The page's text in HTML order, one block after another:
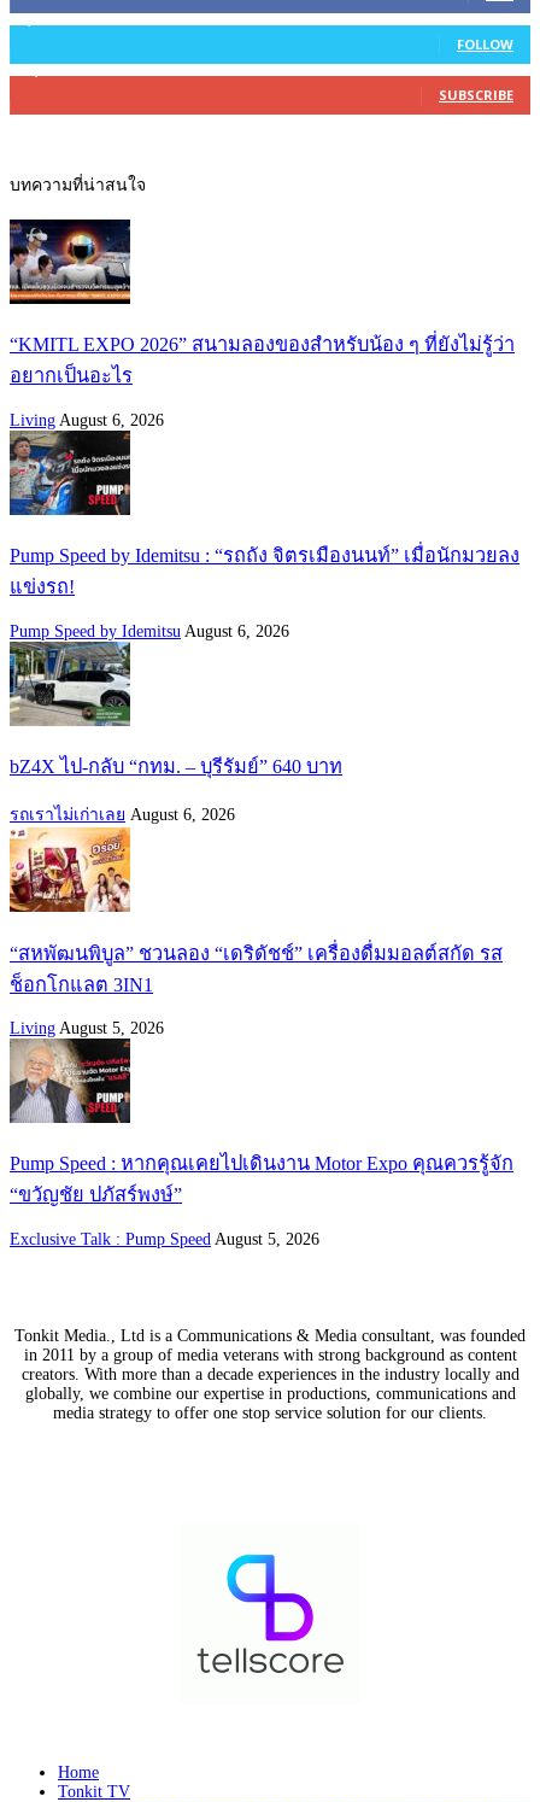
2,754 Followers
FOLLOW
27,500 Subscribers
SUBSCRIBE
บทความที่น่าสนใจ
“KMITL EXPO 2026” สนามลองของสำหรับน้อง ๆ ที่ยังไม่รู้ว่า
อยากเป็นอะไร
Living August 6, 2026
Pump Speed by Idemitsu : “รถถัง จิตรเมืองนนท์” เมื่อนักมวยลง
แข่งรถ!
Pump Speed by Idemitsu August 6, 2026
bZ4X ไป-กลับ “กทม. – บุรีรัมย์” 640 บาท
รถเราไม่เก่าเลย August 6, 2026
“สหพัฒนพิบูล” ชวนลอง “เดริดัชช์” เครื่องดื่มมอลต์สกัด รส
ช็อกโกแลต 3IN1
Living August 5, 2026
Pump Speed : หากคุณเคยไปเดินงาน Motor Expo คุณควรรู้จัก
“ขวัญชัย ปภัสร์พงษ์”
Exclusive Talk : Pump Speed August 5, 2026
Tonkit Media., Ltd is a Communications & Media consultant, was founded
in 2011 by a group of media veterans with strong background as content
creators. With more than a decade experiences in the industry locally and
globally, we combine our expertise in productions, communications and
media strategy to offer one stop service solution for our clients.
Home
Tonkit TV